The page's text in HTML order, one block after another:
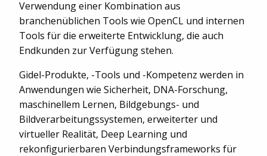
Verwendung einer Kombination aus
branchenüblichen Tools wie OpenCL und internen
Tools für die erweiterte Entwicklung, die auch
Endkunden zur Verfügung stehen.
Gidel-Produkte, -Tools und -Kompetenz werden in
Anwendungen wie Sicherheit, DNA-Forschung,
maschinellem Lernen, Bildgebungs- und
Bildverarbeitungssystemen, erweiterter und
virtueller Realität, Deep Learning und
rekonfigurierbaren Verbindungsframeworks für